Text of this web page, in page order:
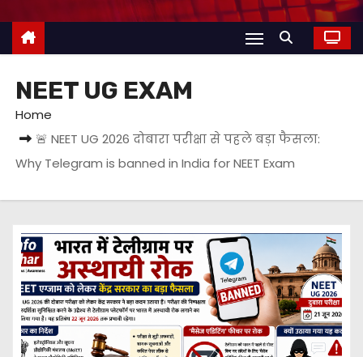
NEET UG EXAM
Home
🚨 NEET UG 2026 दोबारा परीक्षा से पहले बड़ा फैसला:
Why Telegram is banned in India for NEET Exam